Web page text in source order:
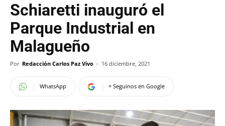
Schiaretti inauguró el
Parque Industrial en
Malagueño
Por Redacción Carlos Paz Vivo - 16 diciembre, 2021
WhatsApp + Seguinos en Google